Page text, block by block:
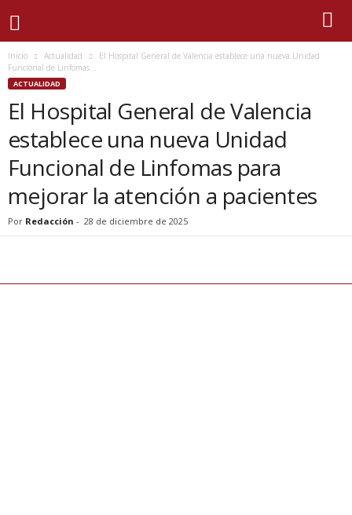
Inicio Actualidad
El Hospital General de Valencia establece una nueva Unidad
Funcional de Linfomas...
ACTUALIDAD
El Hospital General de Valencia
establece una nueva Unidad
Funcional de Linfomas para
mejorar la atención a pacientes
Por Redacción - 28 de diciembre de 2025